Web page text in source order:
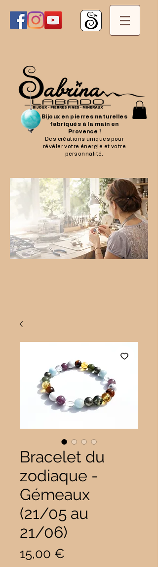
Bijoux en pierres naturelles
fabriqués à la main en
Provence !
Des créations uniques pour
révéler votre énergie et votre
personnalité.
Bracelet du
zodiaque -
Gémeaux
(21/05 au
21/06)
15,00 €